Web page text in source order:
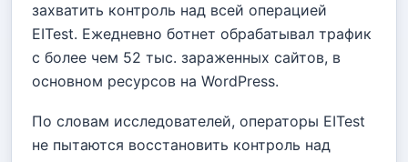
захватить контроль над всей операцией
EITest. Ежедневно ботнет обрабатывал трафик
с более чем 52 тыс. зараженных сайтов, в
основном ресурсов на WordPress.
По словам исследователей, операторы EITest
не пытаются восстановить контроль над